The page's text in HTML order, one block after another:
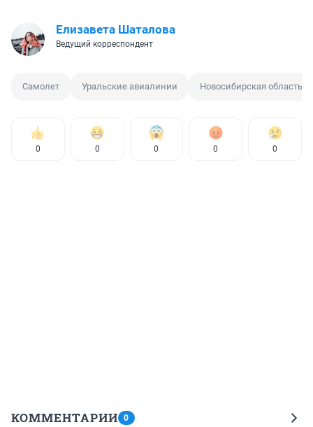
Елизавета Шаталова
Ведущий корреспондент
Самолет Уральские авиалинии Новосибирская область
0 0 0 0 0
КОММЕНТАРИИ 0